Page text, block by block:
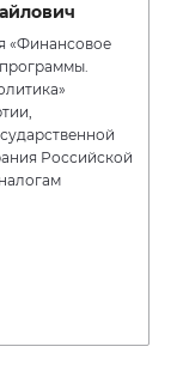
«Финансовое
Российской